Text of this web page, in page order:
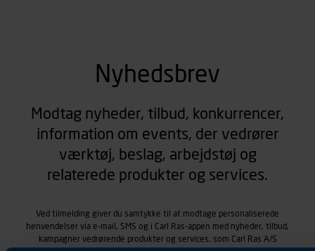
Nyhedsbrev
Modtag nyheder, tilbud, konkurrencer,
information om events, der vedrører
værktøj, beslag, arbejdstøj og
relaterede produkter og services.
Ved tilmelding giver du samtykke til at modtage personaliserede
henvendelser via e-mail, SMS og i Carl Ras-appen med nyheder, tilbud,
kampagner vedrørende produkter og services, som Carl Ras A/S